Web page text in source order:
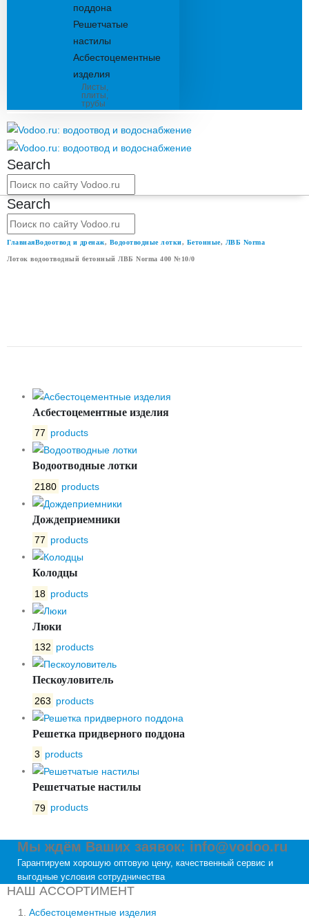
поддона
Решетчатые
настилы
Асбестоцементные
изделия
Листы,
плиты,
трубы
Search
Search
ГлавнаяВодоотвод и дренаж, Водоотводные лотки, Бетонные, ЛВБ Norma
Лоток водоотводный бетонный ЛВБ Norma 400 №10/0
Асбестоцементные изделия
77 products
Водоотводные лотки
2180 products
Дождеприемники
77 products
Колодцы
18 products
Люки
132 products
Пескоуловитель
263 products
Решетка придверного поддона
3 products
Решетчатые настилы
79 products
Мы ждём Ваших заявок: info@vodoo.ru
Гарантируем хорошую оптовую цену, качественный сервис и
выгодные условия сотрудничества
НАШ АССОРТИМЕНТ
Асбестоцементные изделия